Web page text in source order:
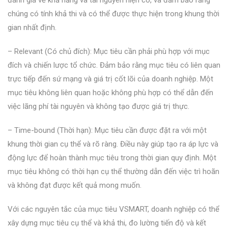
chúng có tính khả thi và có thể được thực hiện trong khung thời
gian nhất định.
– Relevant (Có chủ đích): Mục tiêu cần phải phù hợp với mục
đích và chiến lược tổ chức. Đảm bảo rằng mục tiêu có liên quan
trực tiếp đến sứ mạng và giá trị cốt lõi của doanh nghiệp. Một
mục tiêu không liên quan hoặc không phù hợp có thể dẫn đến
việc lãng phí tài nguyên và không tạo được giá trị thực.
– Time-bound (Thời hạn): Mục tiêu cần được đặt ra với một
khung thời gian cụ thể và rõ ràng. Điều này giúp tạo ra áp lực và
động lực để hoàn thành mục tiêu trong thời gian quy định. Một
mục tiêu không có thời hạn cụ thể thường dẫn đến việc trì hoãn
và không đạt được kết quả mong muốn.
Với các nguyên tắc của mục tiêu VSMART, doanh nghiệp có thể
xây dựng mục tiêu cụ thể và khả thi, đo lường tiến độ và kết